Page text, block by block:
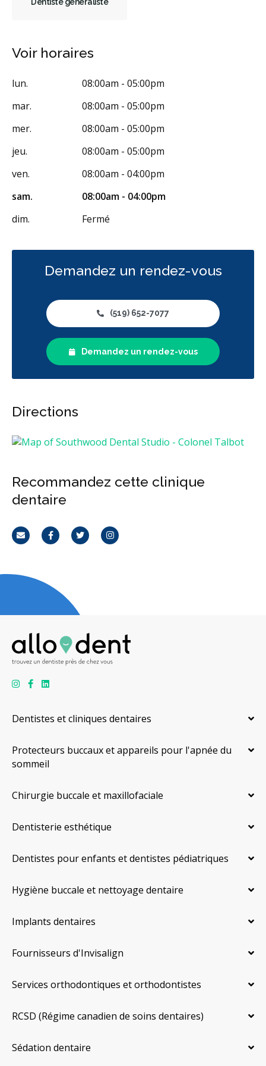
Chirurgie endodontique
Invisalign
Appareil orthodontique
RCSD (Régime canadien de soins dentaires)
Moins
Voir horaires
lun.
08:00am - 05:00pm
mar.
08:00am - 05:00pm
mer.
08:00am - 05:00pm
jeu.
08:00am - 05:00pm
ven.
08:00am - 04:00pm
sam.
08:00am - 04:00pm
dim.
Fermé
Demandez un rendez-vous
(519) 652-7077
Demandez un rendez-vous
Directions
Recommandez cette clinique
dentaire
CourrielFacebookTwitterInstagram
Dentistes et cliniques dentaires
Protecteurs buccaux et appareils pour l'apnée du
sommeil
Chirurgie buccale et maxillofaciale
Dentisterie esthétique
Dentistes pour enfants et dentistes pédiatriques
Hygiène buccale et nettoyage dentaire
Implants dentaires
Fournisseurs d'Invisalign
Services orthodontiques et orthodontistes
RCSD (Régime canadien de soins dentaires)
Sédation dentaire